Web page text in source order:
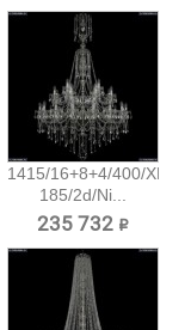
1415/16+8+4/400/XL-
185/2d/Ni...
235 732 ₽